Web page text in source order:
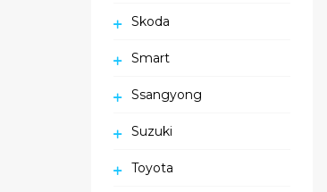
Skoda
Smart
Ssangyong
Suzuki
Toyota